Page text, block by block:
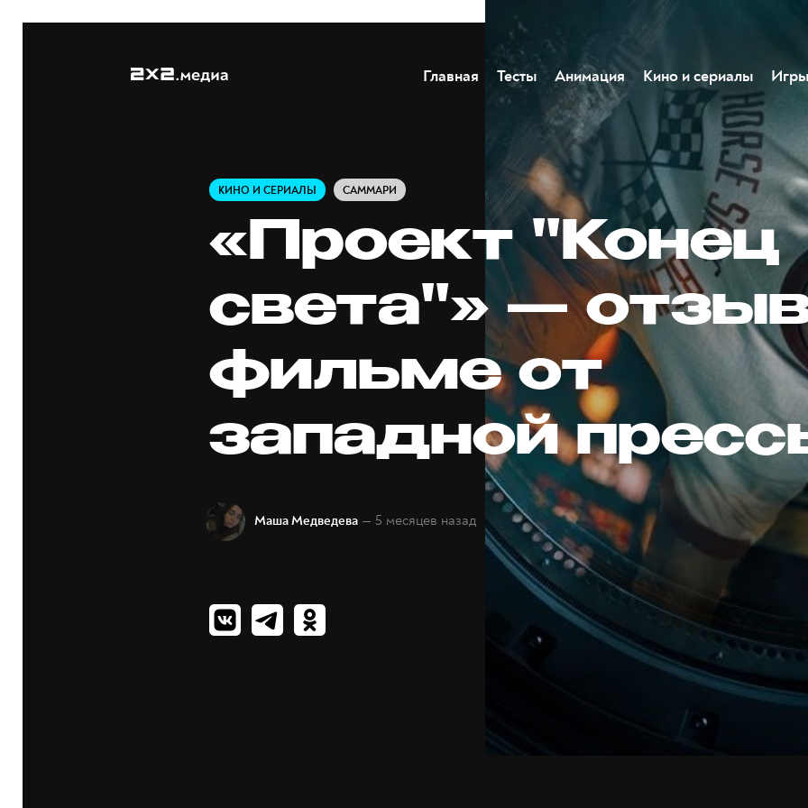
Главная Тесты Анимация Кино и сериалы Игры
КИНО И СЕРИАЛЫ САММАРИ
«Проект "Конец
света"» —
фильме от
западной
Маша Медведева — 5 месяцев назад